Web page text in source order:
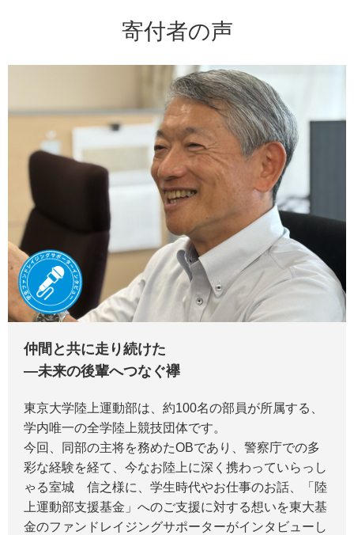
寄付者の声
仲間と共に走り続けた
―未来の後輩へつなぐ襷
東京大学陸上運動部は、約100名の部員が所属する、
学内唯一の全学陸上競技団体です。
今回、同部の主将を務めたOBであり、警察庁での多
彩な経験を経て、今なお陸上に深く携わっていらっし
ゃる室城 信之様に、学生時代やお仕事のお話、「陸
上運動部支援基金」へのご支援に対する想いを東大基
金のファンドレイジングサポーターがインタビューし